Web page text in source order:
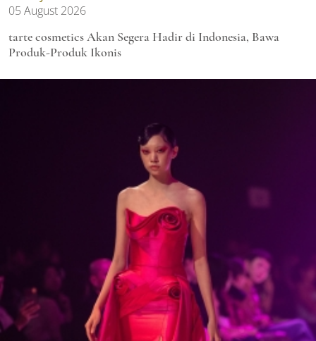
05 August 2026
tarte cosmetics Akan Segera Hadir di Indonesia, Bawa
Produk-Produk Ikonis